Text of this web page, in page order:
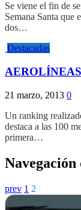
Se viene el fin de
Semana Santa que
dos…
Destacadas
21 marzo, 2013 0
Un ranking
destaca a las 100
primera…
Navegación
prev 1 2